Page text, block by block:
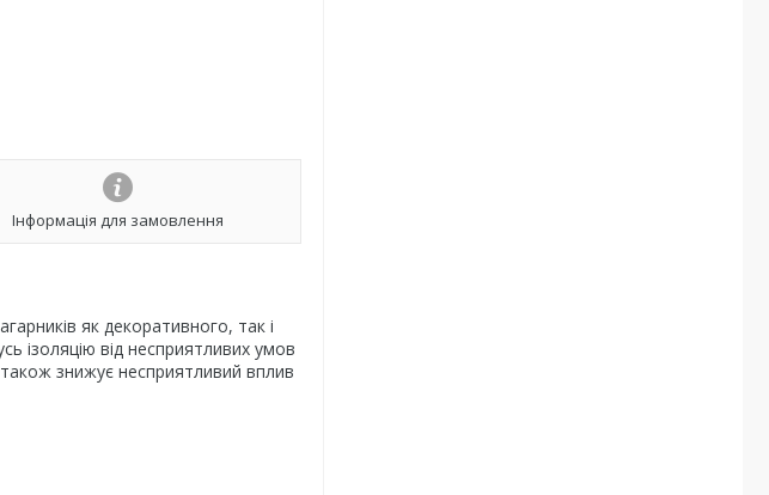
Інформація для замовлення
як декоративного, так і
ізоляцію від несприятливих умов
також знижує несприятливий вплив